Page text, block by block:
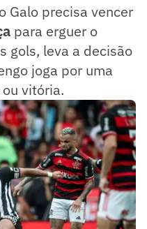
Galo precisa vencer
para erguer o
gols, leva a decisão
joga por uma
vitória.